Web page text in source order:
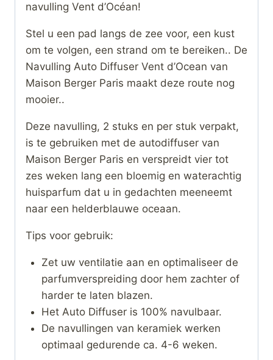
navulling Vent d’Océan!
Stel u een pad langs de zee voor, een kust
om te volgen, een strand om te bereiken.. De
Navulling Auto Diffuser Vent d’Ocean van
Maison Berger Paris maakt deze route nog
mooier..
Deze navulling, 2 stuks en per stuk verpakt,
is te gebruiken met de autodiffuser van
Maison Berger Paris en verspreidt vier tot
zes weken lang een bloemig en waterachtig
huisparfum dat u in gedachten meeneemt
naar een helderblauwe oceaan.
Tips voor gebruik:
Zet uw ventilatie aan en optimaliseer de
parfumverspreiding door hem zachter of
harder te laten blazen.
Het Auto Diffuser is 100% navulbaar.
De navullingen van keramiek werken
optimaal gedurende ca. 4-6 weken.